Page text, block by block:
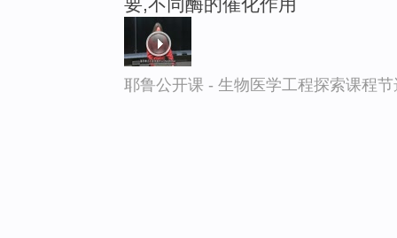
耶鲁公开课 - 生物医学工程探索课程节